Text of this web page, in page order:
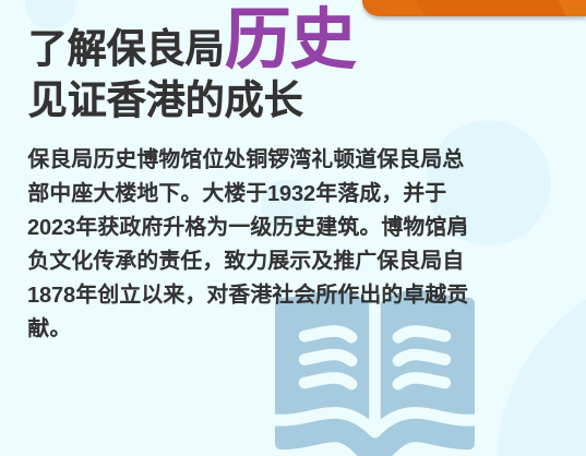
了解保良局历史
见证香港的成长
保良局历史博物馆位处铜锣湾礼顿道保良局总
部中座大楼地下。大楼于1932年落成，并于
2023年获政府升格为一级历史建筑。博物馆肩
负文化传承的责任，致力展示及推广保良局自
1878年创立以来，对香港社会所作出的卓越贡
献。